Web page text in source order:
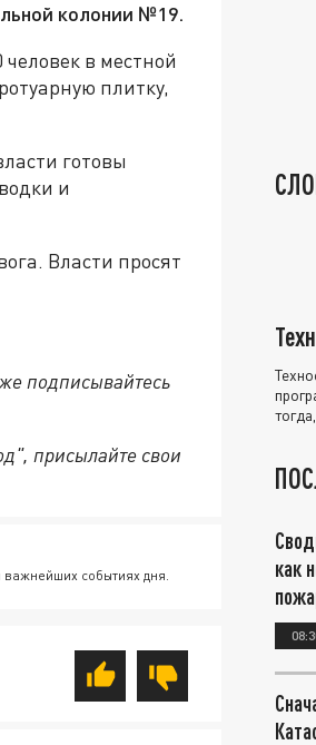
колонии №19.
в местной
плитку,
готовы
и
Власти просят
подписывайтесь
присылайте свои
важнейших событиях дня.
как